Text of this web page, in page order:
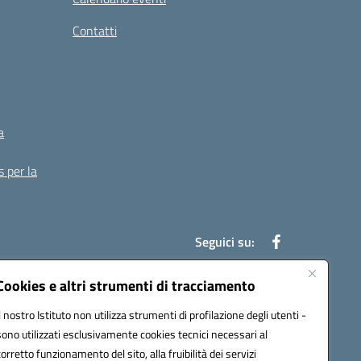
e altri strumenti di tracciamento
nostro Istituto non utilizza strumenti di profilazione degli utenti -
utilizzati esclusivamente cookies tecnici necessari al
funzionamento del sito, alla fruibilità dei servizi
per la
Contatti
Seguici su: